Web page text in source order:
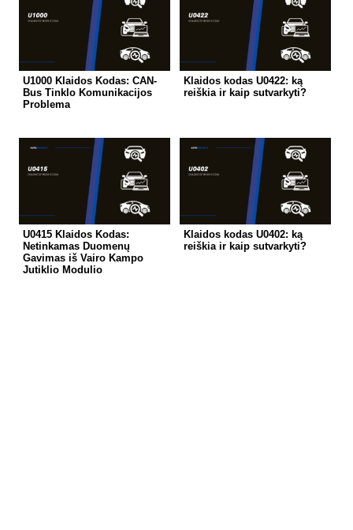
U1000 Klaidos Kodas: CAN-
Bus Tinklo Komunikacijos
Problema
Klaidos kodas U0422: ką
reiškia ir kaip sutvarkyti?
U0415 Klaidos Kodas:
Netinkamas Duomenų
Gavimas iš Vairo Kampo
Jutiklio Modulio
Klaidos kodas U0402: ką
reiškia ir kaip sutvarkyti?